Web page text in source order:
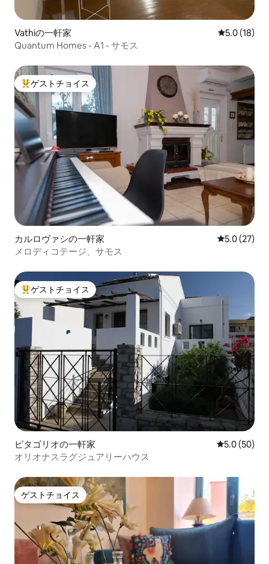
Vathiの一軒家 レビュー18
5.0 (18)
Quantum Homes - A1 - サモス
大好評のゲストチョイスです。
ゲストチョイス
カルロヴァシの一軒家 レビュー27
5.0 (27)
メロディコテージ、サモス
大好評のゲストチョイスです。
ゲストチョイス
ピタゴリオの一軒家 レビュー50
5.0 (50)
オリオナスラグジュアリーハウス
ゲストチョイス
ゲストチョイス